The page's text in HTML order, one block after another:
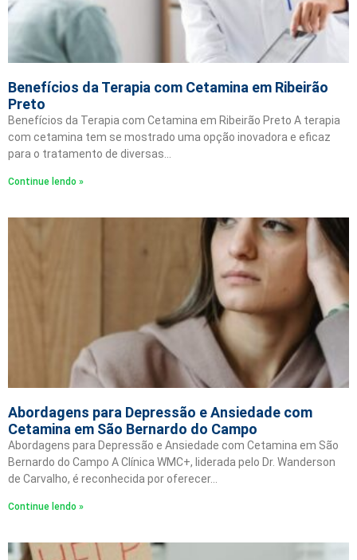
Benefícios da Terapia com Cetamina em Ribeirão
Preto
Benefícios da Terapia com Cetamina em Ribeirão Preto A terapia
com cetamina tem se mostrado uma opção inovadora e eficaz
para o tratamento de diversas…
Continue lendo »
Abordagens para Depressão e Ansiedade com
Cetamina em São Bernardo do Campo
Abordagens para Depressão e Ansiedade com Cetamina em São
Bernardo do Campo A Clínica WMC+, liderada pelo Dr. Wanderson
de Carvalho, é reconhecida por oferecer…
Continue lendo »